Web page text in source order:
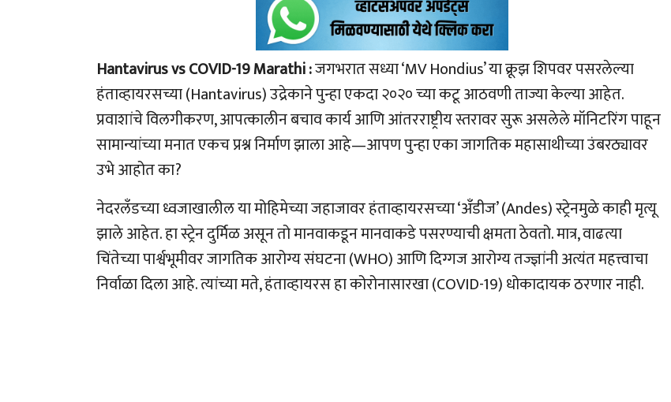
Hantavirus vs COVID-19 Marathi :जगभरात सध्या ‘MV Hondius’ या क्रूझ शिपवर पसरलेल्या
हंताव्हायरसच्या (Hantavirus) उद्रेकाने पुन्हा एकदा २०२० च्या कटू आठवणी ताज्या केल्या आहेत.
प्रवाशांचे विलगीकरण, आपत्कालीन बचाव कार्य आणि आंतरराष्ट्रीय स्तरावर सुरू असलेले मॉनिटरिंग पाहून
सामान्यांच्या मनात एकच प्रश्न निर्माण झाला आहे—आपण पुन्हा एका जागतिक महासाथीच्या उंबरठ्यावर
उभे आहोत का?
नेदरलँडच्या ध्वजाखालील या मोहिमेच्या जहाजावर हंताव्हायरसच्या ‘अँडीज’ (Andes) स्ट्रेनमुळे काही मृत्यू
झाले आहेत. हा स्ट्रेन दुर्मिळ असून तो मानवाकडून मानवाकडे पसरण्याची क्षमता ठेवतो. मात्र, वाढत्या
चिंतेच्या पार्श्वभूमीवर जागतिक आरोग्य संघटना (WHO) आणि दिग्गज आरोग्य तज्ज्ञांनी अत्यंत महत्त्वाचा
निर्वाळा दिला आहे. त्यांच्या मते, हंताव्हायरस हा कोरोनासारखा (COVID-19) धोकादायक ठरणार नाही.